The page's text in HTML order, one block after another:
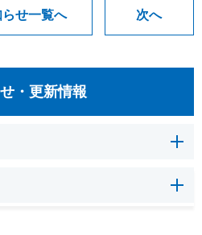
らせ一覧へ 次へ
・更新情報